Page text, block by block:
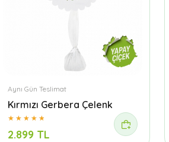
Aynı Gün Teslimat
Kırmızı Gerbera Çelenk
2.899 TL